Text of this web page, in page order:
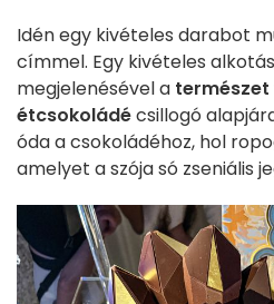
Idén egy kivételes darabot
címmel. Egy kivételes
megjelenésével a természet
étcsokoládécsillogó
óda a csokoládéhoz, hol
amelyet a szója só zseniális